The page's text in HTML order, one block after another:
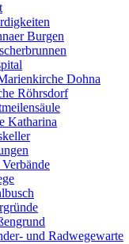
Burgen
Dohna
Röhrsdorf
Katharina
und Radwegewarte